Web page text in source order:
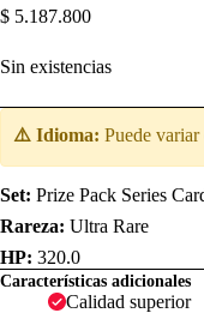
$ 5.187.800
Sin existencias
⚠️ Idioma: Puede
Set: Prize Pack Series
Rareza: Ultra Rare
HP: 320.0
Características adicionales
Calidad superior